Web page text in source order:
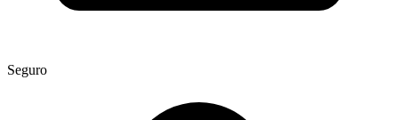
Seguro